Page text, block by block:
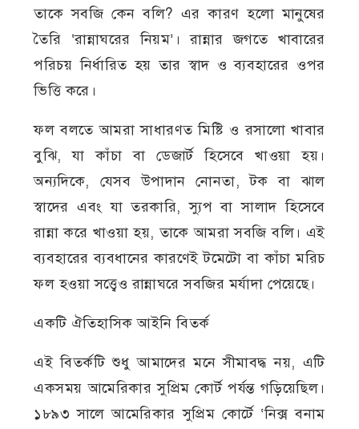
তাকে সবজি কেন বলি? এর কারণ হলো মানুষের
তৈরি ‘রান্নাঘরের নিয়ম’। রান্নার জগতে খাবারের
পরিচয় নির্ধারিত হয় তার স্বাদ ও ব্যবহারের ওপর
ভিত্তি করে।
ফল বলতে আমরা সাধারণত মিষ্টি ও রসালো খাবার
বুঝি, যা কাঁচা বা ডেজার্ট হিসেবে খাওয়া হয়।
অন্যদিকে, যেসব উপাদান নোনতা, টক বা ঝাল
স্বাদের এবং যা তরকারি, স্যুপ বা সালাদ হিসেবে
রান্না করে খাওয়া হয়, তাকে আমরা সবজি বলি। এই
ব্যবহারের ব্যবধানের কারণেই টমেটো বা কাঁচা মরিচ
ফল হওয়া সত্ত্বেও রান্নাঘরে সবজির মর্যাদা পেয়েছে।
একটি ঐতিহাসিক আইনি বিতর্ক
এই বিতর্কটি শুধু আমাদের মনে সীমাবদ্ধ নয়, এটি
একসময় আমেরিকার সুপ্রিম কোর্ট পর্যন্ত গড়িয়েছিল।
১৮৯৩ সালে আমেরিকার সুপ্রিম কোর্টে ‘নিক্স বনাম